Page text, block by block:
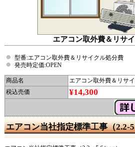
エアコン取外費＆リサ
型番:エアコン取外費＆リサイクル処分費
発売時定価:OPEN
商品名
エアコン取外費＆リサ
税込売価
¥14,300
エアコン当社指定標準工事（2.2-